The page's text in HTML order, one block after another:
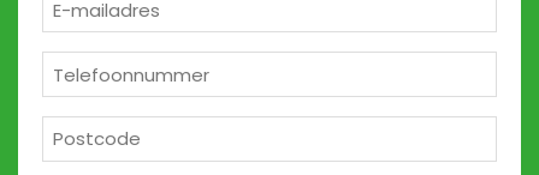
mailadres
*
*